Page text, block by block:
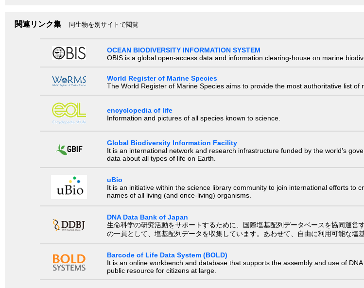
関連リンク集 同生物を別サイトで閲覧
OCEAN BIODIVERSITY INFORMATION SYSTEM
OBIS is a global open-access data and information clearing-house on marine
World Register of Marine Species
The World Register of Marine Species aims to provide the most authoritative list of
encyclopedia of life
Information and pictures of all species known to science.
Global Biodiversity Information Facility
It is an international network and research infrastructure funded by the world’s
data about all types of life on Earth.
uBio
It is an initiative within the science library community to join international efforts to
names of all living (and once-living) organisms.
DNA Data Bank of Japan
生命科学の研究活動をサポートするために、国際塩基配列データベースを協同運
の一員として、塩基配列データを収集しています。あわせて、自由に利用可能な塩
Barcode of Life Data System (BOLD)
It is an online workbench and database that supports the assembly and use of
public resource for citizens at large.